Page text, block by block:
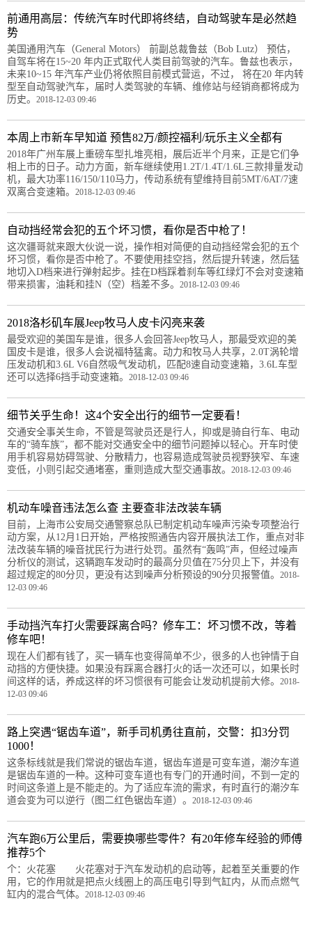
前通用高层：传统汽车时代即将终结，自动驾驶车是必然趋
势
美国通用汽车（General Motors） 前副总裁鲁兹（Bob Lutz） 预估，
自驾车将在15~20 年内正式取代人类目前驾驶的汽车。鲁兹也表示，
未来10~15 年汽车产业仍将依照目前模式营运，不过， 将在20 年内转
型至自动驾驶汽车，届时人类驾驶的车辆、维修站与经销商都将成为
历史。 2018-12-03 09:46
本周上市新车早知道 预售82万/颜控福利/玩乐主义全都有
2018年广州车展上重磅车型扎堆亮相，展后近半个月来，正是它们争
相上市的日子。动力方面，新车继续使用1.2T/1.4T/1.6L三款排量发动
机，最大功率116/150/110马力，传动系统有望维持目前5MT/6AT/7速
双离合变速箱。 2018-12-03 09:46
自动挡经常会犯的五个坏习惯，看你是否中枪了！
这次疆哥就来跟大伙说一说，操作相对简便的自动挡经常会犯的五个
坏习惯，看你是否中枪了。不要使用挂空挡，然后提升转速，然后猛
地切入D档来进行弹射起步。挂在D档踩着刹车等红绿灯不会对变速箱
带来损害，油耗和挂N（空）档差不多。 2018-12-03 09:46
2018洛杉矶车展Jeep牧马人皮卡闪亮来袭
最受欢迎的美国车是谁，很多人会回答Jeep牧马人，那最受欢迎的美
国皮卡是谁，很多人会说福特猛禽。动力和牧马人共享，2.0T涡轮增
压发动机和3.6L V6自然吸气发动机，匹配8速自动变速箱，3.6L车型
还可以选择6挡手动变速箱。 2018-12-03 09:46
细节关乎生命！这4个安全出行的细节一定要看！
交通安全事关生命，不管是驾驶员还是行人，抑或是骑自行车、电动
车的“骑车族”，都不能对交通安全中的细节问题掉以轻心。开车时使
用手机容易妨碍驾驶、分散精力，也容易造成驾驶员视野狭窄、车速
变低，小则引起交通堵塞，重则造成大型交通事故。 2018-12-03 09:46
机动车噪音违法怎么查 主要查非法改装车辆
目前，上海市公安局交通警察总队已制定机动车噪声污染专项整治行
动方案，从12月1日开始，严格按照通告内容开展执法工作，重点对非
法改装车辆的噪音扰民行为进行处罚。虽然有“轰鸣”声，但经过噪声
分析仪的测试，这辆跑车发动时的最高分贝值在75分贝上下，并没有
超过规定的80分贝，更没有达到噪声分析预设的90分贝报警值。 2018-
12-03 09:46
手动挡汽车打火需要踩离合吗？修车工：坏习惯不改，等着
修车吧！
现在人们都有钱了，买一辆车也变得简单不少，很多的人也钟情于自
动挡的方便快捷。如果没有踩离合器打火的话一次还可以，如果长时
间这样的话，养成这样的坏习惯很有可能会让发动机提前大修。 2018-
12-03 09:46
路上突遇“锯齿车道”，新手司机勇往直前，交警：扣3分罚
1000！
这条标线就是我们常说的锯齿车道，锯齿车道是可变车道，潮汐车道
是锯齿车道的一种。这种可变车道也有专门的开通时间，不到一定的
时间这条道上是不能走的。为了适应车流的需求，有时直行的潮汐车
道会变为可以逆行（图二红色锯齿车道）。 2018-12-03 09:46
汽车跑6万公里后，需要换哪些零件？有20年修车经验的师傅
推荐5个
个：火花塞 火花塞对于汽车发动机的启动等，起着至关重要的作
用，它的作用就是把点火线圈上的高压电引导到气缸内，从而点燃气
缸内的混合气体。 2018-12-03 09:46